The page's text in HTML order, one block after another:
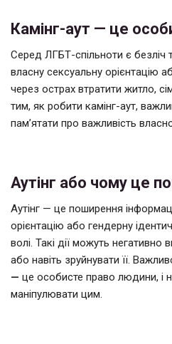
Камінг-аут — це
Серед ЛГБТ-спільноти є безліч
власну сексуальну орієнтацію
через острах втратити житло,
тим, як робити камінг-аут,
пам’ятати про важливість
Аутінг або чому це
Аутінг — це поширення
орієнтацію або гендерну
волі. Такі дії можуть
або навіть зруйнувати її.
— це особисте право людини, і
маніпулювати цим.